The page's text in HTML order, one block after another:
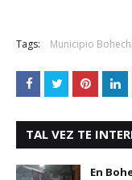
Tags: Municipio
TAL VEZ TE
En